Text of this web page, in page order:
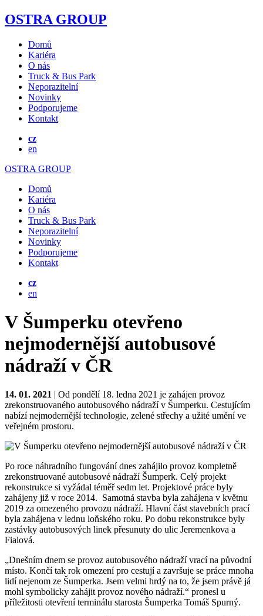
OSTRA GROUP
Domů
Kariéra
O nás
Truck & Bus Park
Neporazitelní
Novinky
Podporujeme
Kontakt
cz
en
OSTRA GROUP
Domů
Kariéra
O nás
Truck & Bus Park
Neporazitelní
Novinky
Podporujeme
Kontakt
cz
en
V Šumperku otevřeno
nejmodernější autobusové
nádraží v ČR
14. 01. 2021 | Od pondělí 18. ledna 2021 je zahájen provoz
zrekonstruovaného autobusového nádraží v Šumperku. Cestujícím
nabízí nejmodernější technologie, zelené střechy a užité umění ve
veřejném prostoru.
Po roce náhradního fungování dnes zahájilo provoz kompletně
zrekonstruované autobusové nádraží Šumperk. Celý projekt
rekonstrukce si vyžádal téměř sedm let. Projektové práce byly
zahájeny již v roce 2014. Samotná stavba byla zahájena v květnu
2019 za omezeného provozu nádraží. Hlavní část stavebních prací
byla zahájena v lednu loňského roku. Po dobu rekonstrukce byly
zastávky autobusových linek přesunuty do ulic Jeremenkova a
Fialová.
„Dnešním dnem se provoz autobusového nádraží vrací na původní
místo. Končí tak rok omezení pro cestují a završuje se práce mnoha
lidí nejenom ze Šumperka. Jsem velmi hrdý na to, že jsem právě já
mohl symbolicky zahájit provoz nového nádraží.“ pronesl u
příležitosti otevření terminálu starosta Šumperka Tomáš Spurný.